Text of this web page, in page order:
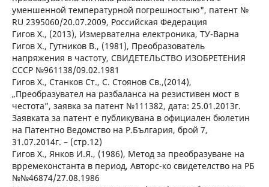
уменшенной температурной погрешностыю", патент №
RU 2395060/20.07.2009, Российская Фeдерация
Гигов Х., (2013), Измервателна електроника, ТУ-Варна
Гигов Х., Гутников В., (1981), Преобразователь
напряжения в частоту, СВИДЕТЕЛЬСТВО ИЗОБРЕТЕНИЯ
СССР №961138/09.02.1981
Гигов Х., Станков Ст., С. Стоянов Св.,(2014),
„Преобразувател на разбаланса на резистивен мост в
честота”, заявка за патент №111382, дата: 25.01.2013г.
Заявката за патент е публикувана в официален бюлетин
на Патентно Ведомство на Р.България, брой 7,
31.07.2014г. – (стр.12)
Гигов Х., Янков И.Я., (1986), Метод за преобразуване на
врремеконстанта в период, Авторс-ко свидетелство на РБ
№№46874/27.08.1986